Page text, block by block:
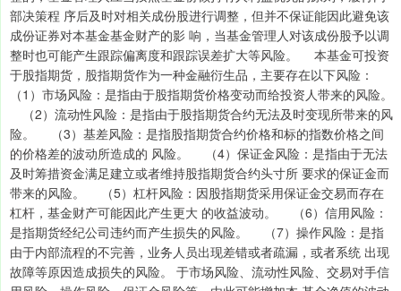
部决策程 序后及时对相关成份股进行调整，但并不保证能因此避免该
成份证券对本基金基金财产的影 响，当基金管理人对该成份股予以调
整时也可能产生跟踪偏离度和跟踪误差扩大等风险。 本基金可投资
于股指期货，股指期货作为一种金融衍生品，主要存在以下风险：
（1）市场风险：是指由于股指期货价格变动而给投资人带来的风险。
（2）流动性风险：是指由于股指期货合约无法及时变现所带来的风
险。 （3）基差风险：是指股指期货合约价格和标的指数价格之间
的价格差的波动所造成的 风险。 （4）保证金风险：是指由于无法
及时筹措资金满足建立或者维持股指期货合约头寸所 要求的保证金而
带来的风险。 （5）杠杆风险：因股指期货采用保证金交易而存在
杠杆，基金财产可能因此产生更大 的收益波动。 （6）信用风险：
是指期货经纪公司违约而产生损失的风险。 （7）操作风险：是指
由于内部流程的不完善，业务人员出现差错或者疏漏，或者系统 出现
故障等原因造成损失的风险。 于市场风险、流动性风险、交易对手信